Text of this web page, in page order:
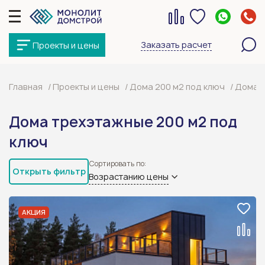
Проекты и цены Заказать расчет
Главная Проекты и цены Дома 200 м2 под ключ Дома
Дома трехэтажные 200 м2 под
ключ
Сортировать по:
Возрастанию цены
Открыть фильтр
АКЦИЯ